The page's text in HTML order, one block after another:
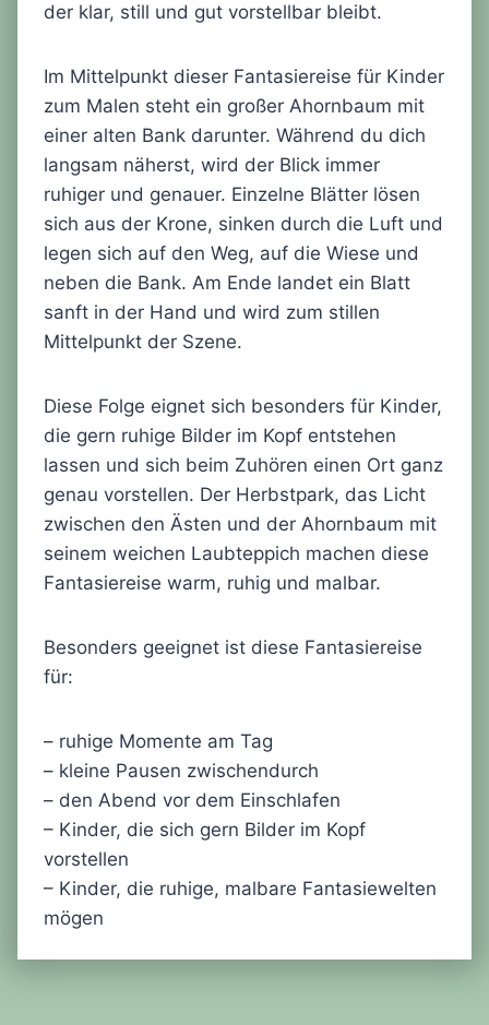
der klar, still und gut vorstellbar bleibt.
Im Mittelpunkt dieser Fantasiereise für Kinder
zum Malen steht ein großer Ahornbaum mit
einer alten Bank darunter. Während du dich
langsam näherst, wird der Blick immer
ruhiger und genauer. Einzelne Blätter lösen
sich aus der Krone, sinken durch die Luft und
legen sich auf den Weg, auf die Wiese und
neben die Bank. Am Ende landet ein Blatt
sanft in der Hand und wird zum stillen
Mittelpunkt der Szene.
Diese Folge eignet sich besonders für Kinder,
die gern ruhige Bilder im Kopf entstehen
lassen und sich beim Zuhören einen Ort ganz
genau vorstellen. Der Herbstpark, das Licht
zwischen den Ästen und der Ahornbaum mit
seinem weichen Laubteppich machen diese
Fantasiereise warm, ruhig und malbar.
Besonders geeignet ist diese Fantasiereise
für:
– ruhige Momente am Tag
– kleine Pausen zwischendurch
– den Abend vor dem Einschlafen
– Kinder, die sich gern Bilder im Kopf
vorstellen
– Kinder, die ruhige, malbare Fantasiewelten
mögen